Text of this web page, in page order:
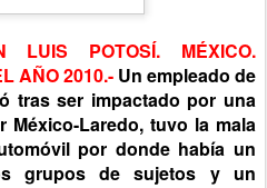
LUIS POTOSÍ. MÉXICO.
AÑO 2010.- Un empleado de
tras ser impactado por una
México-Laredo, tuvo la mala
por donde había un
grupos de sujetos y un